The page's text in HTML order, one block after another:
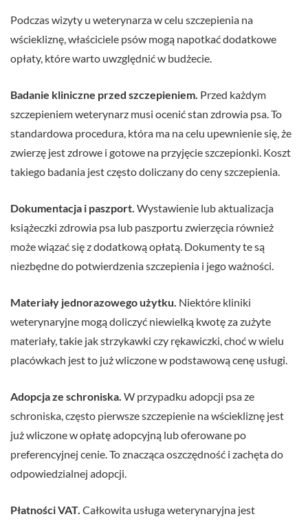
Podczas wizyty u weterynarza w celu szczepienia na
wściekliznę, właściciele psów mogą napotkać dodatkowe
opłaty, które warto uwzględnić w budżecie.
Badanie kliniczne przed szczepieniem. Przed każdym
szczepieniem weterynarz musi ocenić stan zdrowia psa. To
standardowa procedura, która ma na celu upewnienie się, że
zwierzę jest zdrowe i gotowe na przyjęcie szczepionki. Koszt
takiego badania jest często doliczany do ceny szczepienia.
Dokumentacja i paszport. Wystawienie lub aktualizacja
książeczki zdrowia psa lub paszportu zwierzęcia również
może wiązać się z dodatkową opłatą. Dokumenty te są
niezbędne do potwierdzenia szczepienia i jego ważności.
Materiały jednorazowego użytku. Niektóre kliniki
weterynaryjne mogą doliczyć niewielką kwotę za zużyte
materiały, takie jak strzykawki czy rękawiczki, choć w wielu
placówkach jest to już wliczone w podstawową cenę usługi.
Adopcja ze schroniska. W przypadku adopcji psa ze
schroniska, często pierwsze szczepienie na wściekliznę jest
już wliczone w opłatę adopcyjną lub oferowane po
preferencyjnej cenie. To znacząca oszczędność i zachęta do
odpowiedzialnej adopcji.
Płatności VAT. Całkowita usługa weterynaryjna jest